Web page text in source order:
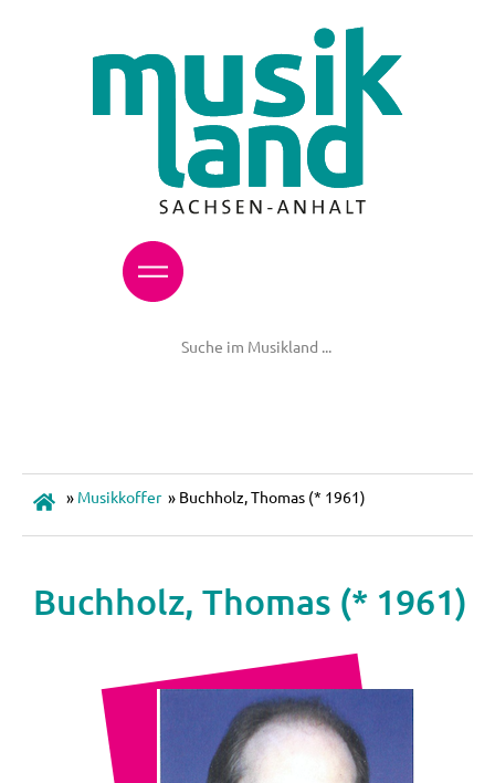
» Musikkoffer » Buchholz, Thomas (* 1961)
Buchholz, Thomas (* 1961)